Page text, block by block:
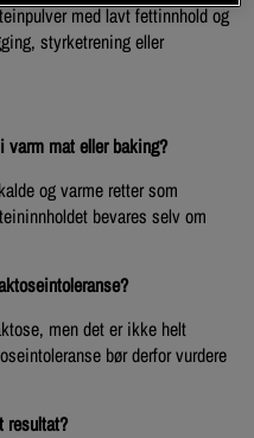
med lavt fettinnhold og
styrketrening eller
varm mat eller baking?
og varme retter som
bevares selv om
men det er ikke helt
bør derfor vurdere
resultat?